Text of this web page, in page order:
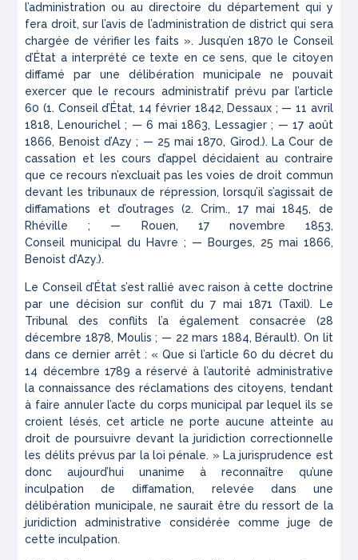
l’administration ou au directoire du département qui y
fera droit, sur l’avis de l’administration de district qui sera
chargée de vérifier les faits ». Jusqu’en 1870 le Conseil
d’État a interprété ce texte en ce sens, que le citoyen
diffamé par une délibération municipale ne pouvait
exercer que le recours administratif prévu par l’article
60 (1. Conseil d’État, 14 février 1842, Dessaux ; — 11 avril
1818, Lenourichel ; — 6 mai 1863, Lessagier ; — 17 août
1866, Benoist d’Azy ; — 25 mai 1870, Girod.). La Cour de
cassation et les cours d’appel décidaient au contraire
que ce recours n’excluait pas les voies de droit commun
devant les tribunaux de répression, lorsqu’il s’agissait de
diffamations et d’outrages (2. Crim., 17 mai 1845, de
Rhéville ; — Rouen, 17 novembre 1853,
Conseilmunicipaldu Havre ; — Bourges, 25 mai 1866,
Benoist d’Azy.).
Le Conseil d’État s’est rallié avec raison à cette doctrine
par une décision sur conflit du 7 mai 1871 (Taxil). Le
Tribunal des conflits l’a également consacrée (28
décembre 1878, Moulis ; — 22 mars 1884, Bérault). On lit
dans ce dernier arrêt : « Que si l’article 60 du décret du
14 décembre 1789 a réservé à l’autorité administrative
la connaissance des réclamations des citoyens, tendant
à faire annuler l’acte du corps municipal par lequel ils se
croient lésés, cet article ne porte aucune atteinte au
droit de poursuivre devant la juridiction correctionnelle
les délits prévus par la loi pénale. » La jurisprudence est
donc aujourd’hui unanime à reconnaître qu’une
inculpation de diffamation, relevée dans une
délibération municipale, ne saurait être du ressort de la
juridiction administrative considérée comme juge de
cette inculpation.